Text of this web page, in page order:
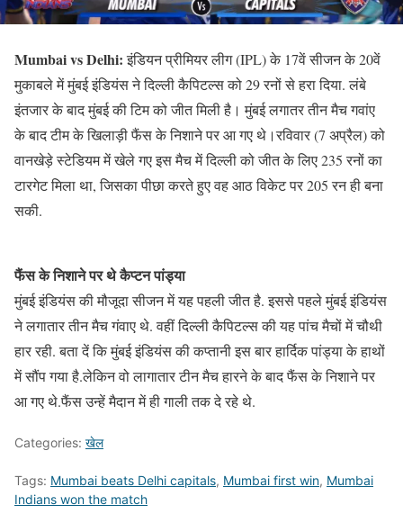
Mumbai vs Delhi:इंडियन प्रीमियर लीग (IPL) के 17वें सीजन के 20वें
मुकाबले में मुंबई इंडियंस ने दिल्ली कैपिटल्स को 29 रनों से हरा दिया. लंबे
इंतजार के बाद मुंबई की टिम को जीत मिली है। मुंबई लगातर तीन मैच गवांए
के बाद टीम के खिलाड़ी फैंस के निशाने पर आ गए थे।रविवार (7 अप्रैल) को
वानखेड़े स्टेडियम में खेले गए इस मैच में दिल्ली को जीत के लिए 235 रनों का
टारगेट मिला था, जिसका पीछा करते हुए वह आठ विकेट पर 205 रन ही बना
सकी.
फैंस के निशाने पर थे कैप्टन पांड्या
मुंबई इंडियंस की मौजूदा सीजन में यह पहली जीत है. इससे पहले मुंबई इंडियंस
ने लगातार तीन मैच गंवाए थे. वहीं दिल्ली कैपिटल्स की यह पांच मैचों में चौथी
हार रही. बता दें कि मुंबई इंडियंस की कप्तानी इस बार हार्दिक पांड्या के हाथों
में सौंप गया है.लेकिन वो लागातार टीन मैच हारने के बाद फैंस के निशाने पर
आ गए थे.फैंस उन्हें मैदान में ही गाली तक दे रहे थे.
Categories: खेल
Tags: Mumbai beats Delhi capitals, Mumbai first win, Mumbai
Indians won the match